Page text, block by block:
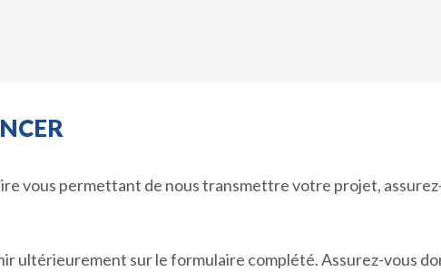
vous permettant de nous transmettre votre projet,
ultérieurement sur le formulaire complété. Assurez-vous